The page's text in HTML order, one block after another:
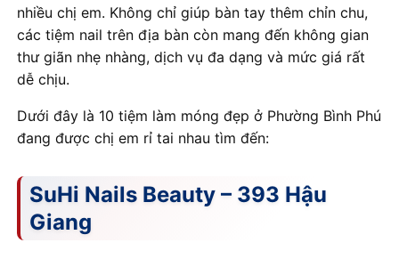
nhiều chị em. Không chỉ giúp bàn tay thêm chỉn chu,
các tiệm nail trên địa bàn còn mang đến không gian
thư giãn nhẹ nhàng, dịch vụ đa dạng và mức giá rất
dễ chịu.
Dưới đây là 10 tiệm làm móng đẹp ở Phường Bình Phú
đang được chị em rỉ tai nhau tìm đến:
SuHi Nails Beauty – 393 Hậu
Giang